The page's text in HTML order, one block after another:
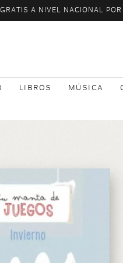
A NIVEL NACIONAL
LIBROS MÚSICA